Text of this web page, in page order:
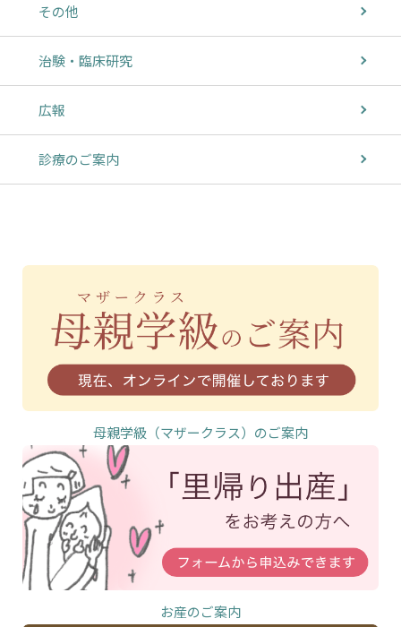
その他
治験・臨床研究
広報
診療のご案内
母親学級（マザークラス）のご案内
お産のご案内